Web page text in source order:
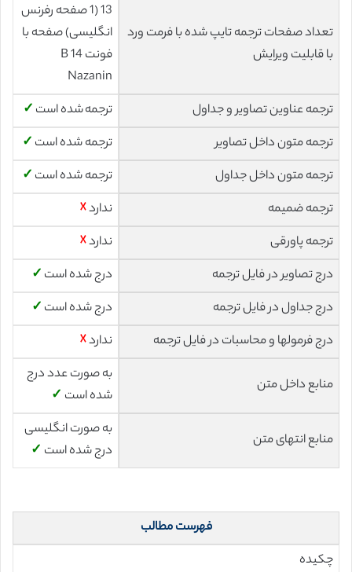
تعداد صفحات ترجمه تایپ شده با فرمت ورد
با قابلیت ویرایش
13 (1 صفحه رفرنس
انگلیسی) صفحه با
فونت 14 B
Nazanin
ترجمه عناوین تصاویر و جداول
ترجمه شده است ✓
ترجمه متون داخل تصاویر
ترجمه شده است ✓
ترجمه متون داخل جداول
ترجمه شده است ✓
ترجمه ضمیمه
ندارد☓
ترجمه پاورقی
ندارد☓
درج تصاویر در فایل ترجمه
درج شده است ✓
درج جداول در فایل ترجمه
درج شده است ✓
درج فرمولها و محاسبات در فایل ترجمه
ندارد☓
منابع داخل متن
به صورت عدد درج
شده است ✓
منابع انتهای متن
به صورت انگلیسی
درج شده است ✓
فهرست مطالب
چکیده